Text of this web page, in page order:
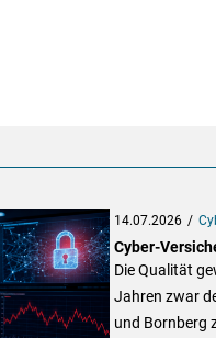
14.07.2026
Cyber-
Die Qualität
Jahren zwar
und Bornberg